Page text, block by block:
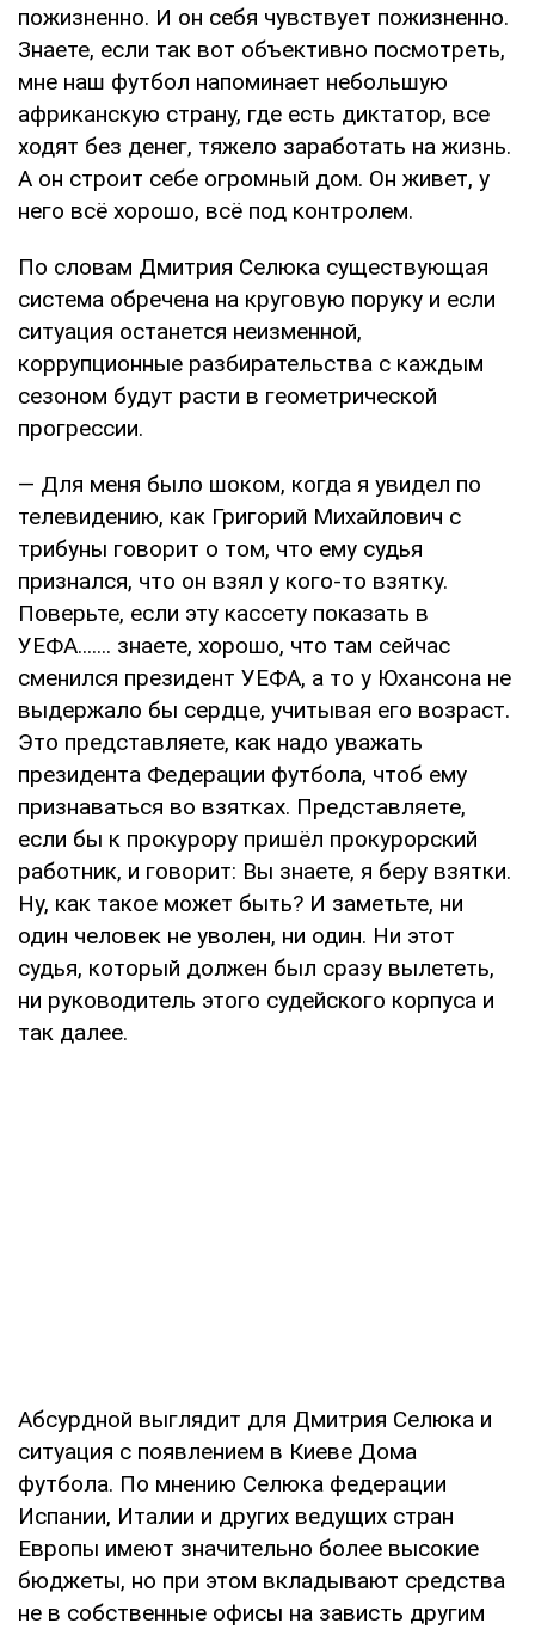
пожизненно. И он себя чувствует пожизненно.
Знаете, если так вот объективно посмотреть,
мне наш футбол напоминает небольшую
африканскую страну, где есть диктатор, все
ходят без денег, тяжело заработать на жизнь.
А он строит себе огромный дом. Он живет, у
него всё хорошо, всё под контролем.
По словам Дмитрия Селюка существующая
система обречена на круговую поруку и если
ситуация останется неизменной,
коррупционные разбирательства с каждым
сезоном будут расти в геометрической
прогрессии.
— Для меня было шоком, когда я увидел по
телевидению, как Григорий Михайлович с
трибуны говорит о том, что ему судья
признался, что он взял у кого-то взятку.
Поверьте, если эту кассету показать в
УЕФА....... знаете, хорошо, что там сейчас
сменился президент УЕФА, а то у Юхансона не
выдержало бы сердце, учитывая его возраст.
Это представляете, как надо уважать
президента Федерации футбола, чтоб ему
признаваться во взятках. Представляете,
если бы к прокурору пришёл прокурорский
работник, и говорит: Вы знаете, я беру взятки.
Ну, как такое может быть? И заметьте, ни
один человек не уволен, ни один. Ни этот
судья, который должен был сразу вылететь,
ни руководитель этого судейского корпуса и
так далее.
Абсурдной выглядит для Дмитрия Селюка и
ситуация с появлением в Киеве Дома
футбола. По мнению Селюка федерации
Испании, Италии и других ведущих стран
Европы имеют значительно более высокие
бюджеты, но при этом вкладывают средства
не в собственные офисы на зависть другим